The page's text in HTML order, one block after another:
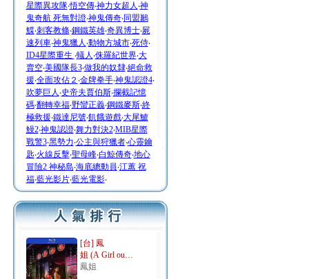
星際異攻隊‧悟空傳‧神力女超人 ‧神
鬼奇航 死無對證‧神鬼傳奇‧同盟鶼
鰈‧刺客教條‧鋼鐵英雄‧奇異博士‧屍
速列車‧神鬼獵人 ‧動物方城市‧死侍‧
ID4星際重生 ‧蟻人 ‧侏羅紀世界‧大
賣空‧美國隊長3‧做我的奴隸‧絕命救
援‧全面攻佔２ ‧金牌拳手‧神鬼認證4‧
吹夢巨人 ‧史帝夫賈伯斯‧攔截記憶
碼‧翻轉幸福‧野蠻正義‧鋼鐵麥斯‧終
極救援‧鐵達尼號‧飢餓遊戲‧大尾鱸
鰻2‧神鬼認證‧舞力對決2‧MIB星際
戰警3‧黑勢力‧公主與狩獵者‧心靈鑰
匙‧火線反擊‧聖母峰‧白鯨傳奇‧地心
冒險2 神秘島‧海底總動員‧江蕙 祝
福‧藍光影片‧藍光電影‧
[台] 鳳
姐 (A Girl ou…
鳳姐